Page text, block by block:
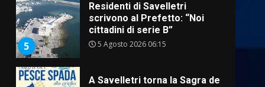
5
Residenti di Savelletri
scrivono al Prefetto: “Noi
cittadini di serie B”
5 Agosto 2026 06:15
A Savelletri torna la Sagra del